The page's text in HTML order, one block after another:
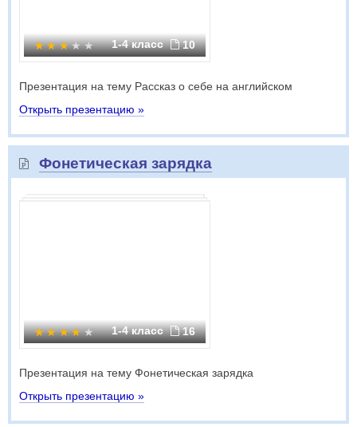
1-4 класс 10
Презентация на тему Рассказ о себе на английском
Открыть презентацию »
Фонетическая зарядка
1-4 класс 16
Презентация на тему Фонетическая зарядка
Открыть презентацию »